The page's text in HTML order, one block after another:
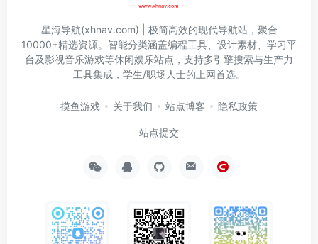
星海导航(xhnav.com) | 极简高效的现代导航站，聚合
10000+精选资源。智能分类涵盖编程工具、设计素材、学习平
台及影视音乐游戏等休闲娱乐站点，支持多引擎搜索与生产力
工具集成，学生/职场人士的上网首选。
摸鱼游戏 关于我们 站点博客 隐私政策
站点提交